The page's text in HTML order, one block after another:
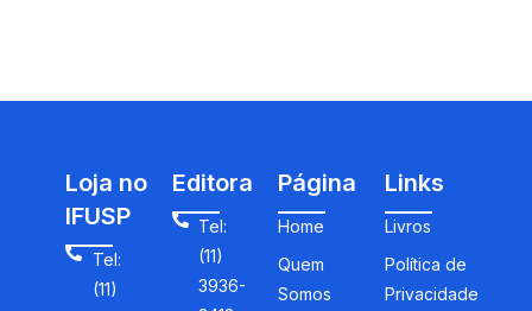
Loja no
IFUSP
Tel:
(11)
Editora
Tel:
(11)
3936-
Página
Home
Quem
Somos
Links
Livros
Política de
Privacidade